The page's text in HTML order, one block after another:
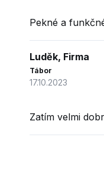
Pekné a
Luděk, Firma
Tábor
17.10.2023
Zatím velmi